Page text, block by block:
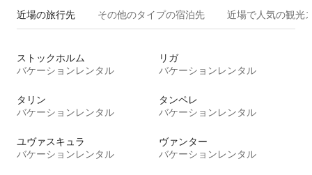
近場の旅行先 その他のタ⁠イ⁠プ⁠の宿⁠泊⁠先 近場で人気の観光
ストックホルム
バケーションレンタル
リガ
バケーションレンタル
タリン
バケーションレンタル
タンペレ
バケーションレンタル
ユヴァスキュラ
バケーションレンタル
ヴァンター
バケーションレンタル